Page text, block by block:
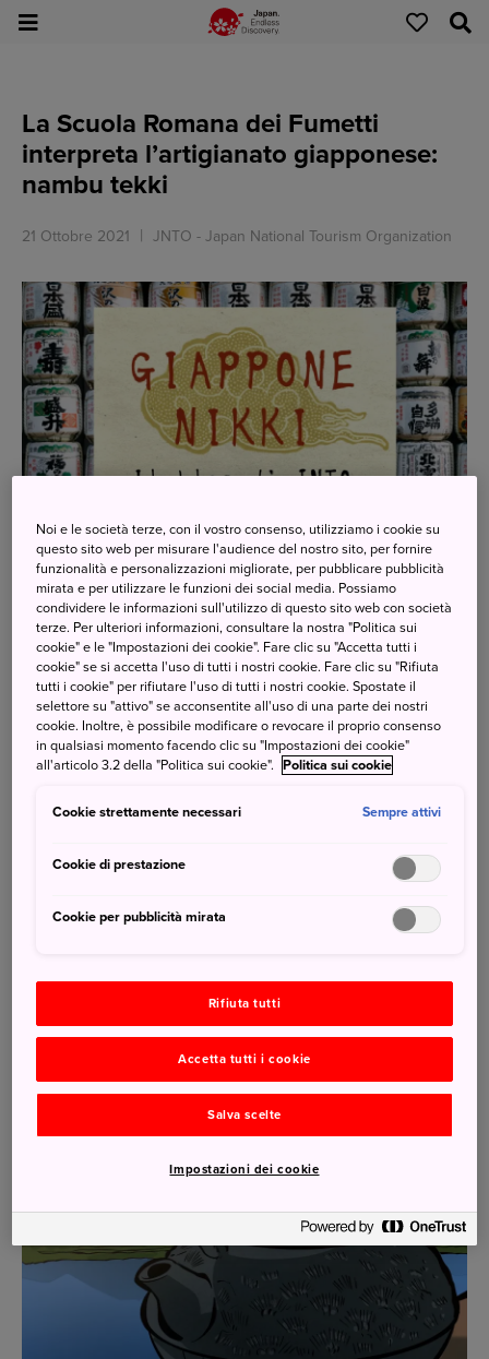
La Scuola Romana dei Fumetti
interpreta l’artigianato giapponese:
nambu tekki
21 Ottobre 2021 JNTO - Japan National Tourism Organization
Quando arriva il primo freddo (ma non solo), nelle case
giapponesi fanno capolino le teiere in ghisaNambu Tekki
realizzate dalle sapienti mani degli artigiani di Morioka
nella prefettura diIwate.
L’oggettistica in ghisa Nambu Tekki si è sviluppata a partire
dal 17° secolo, quando il clan Nambu, che governava l’area
settentrionale dell’odierna prefettura di Iwate, chiamò
artigiani da Kyoto e da altre località affinché realizzassero
armature, oggetti ornamentali per gli altari buddisti e
I delicati motivi decorativi di questi manufatti “riscaldano”
la fredda ghisa, rendendo ancora più piacevole il
momento del tè. Per saperne di più sul processo di
Noi e le società terze, con il vostro consenso, utilizziamo i cookie su
questo sito web per misurare l'audience del nostro sito, per fornire
funzionalità e personalizzazioni migliorate, per pubblicare pubblicità
mirata e per utilizzare le funzioni dei social media. Possiamo
condividere le informazioni sull'utilizzo di questo sito web con società
terze. Per ulteriori informazioni, consultare la nostra "Politica sui
cookie" e le "Impostazioni dei cookie". Fare clic su "Accetta tutti i
cookie" se si accetta l'uso di tutti i nostri cookie. Fare clic su "Rifiuta
tutti i cookie" per rifiutare l'uso di tutti i nostri cookie. Spostate il
selettore su "attivo" se acconsentite all'uso di una parte dei nostri
cookie. Inoltre, è possibile modificare o revocare il proprio consenso
in qualsiasi momento facendo clic su "Impostazioni dei cookie"
all'articolo 3.2 della "Politica sui cookie". Politica sui cookie
Cookie strettamente necessari Sempre attivi
Cookie di prestazione
Cookie per pubblicità mirata
Rifiuta tutti
Accetta tutti i cookie
Salva scelte
Impostazioni dei cookie